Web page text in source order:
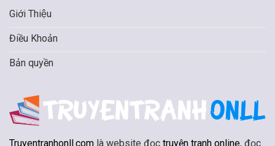
Giới Thiệu
Điều Khoản
Bản quyền
Truyentranhonll.com là website đọc truyện tranh online, đọc